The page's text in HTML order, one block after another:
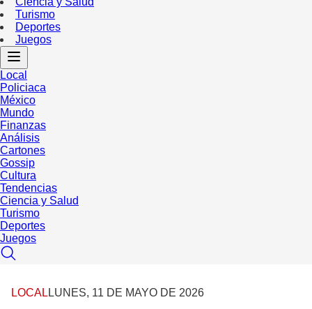
Turismo
Deportes
Juegos
Local
Policiaca
México
Mundo
Finanzas
Análisis
Cartones
Gossip
Cultura
Tendencias
Ciencia y Salud
Turismo
Deportes
Juegos
LOCAL LUNES, 11 DE MAYO DE 2026